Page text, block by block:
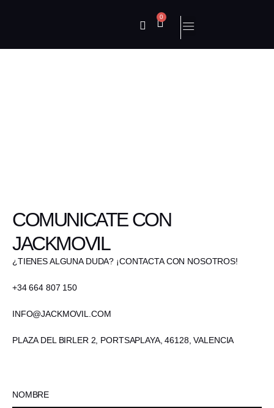
0
COMUNICATE CON
JACKMOVIL
¿TIENES ALGUNA DUDA? ¡CONTACTA CON NOSOTROS!
+34 664 807 150
INFO@JACKMOVIL.COM
PLAZA DEL BIRLER 2, PORTSAPLAYA, 46128, VALENCIA
NOMBRE